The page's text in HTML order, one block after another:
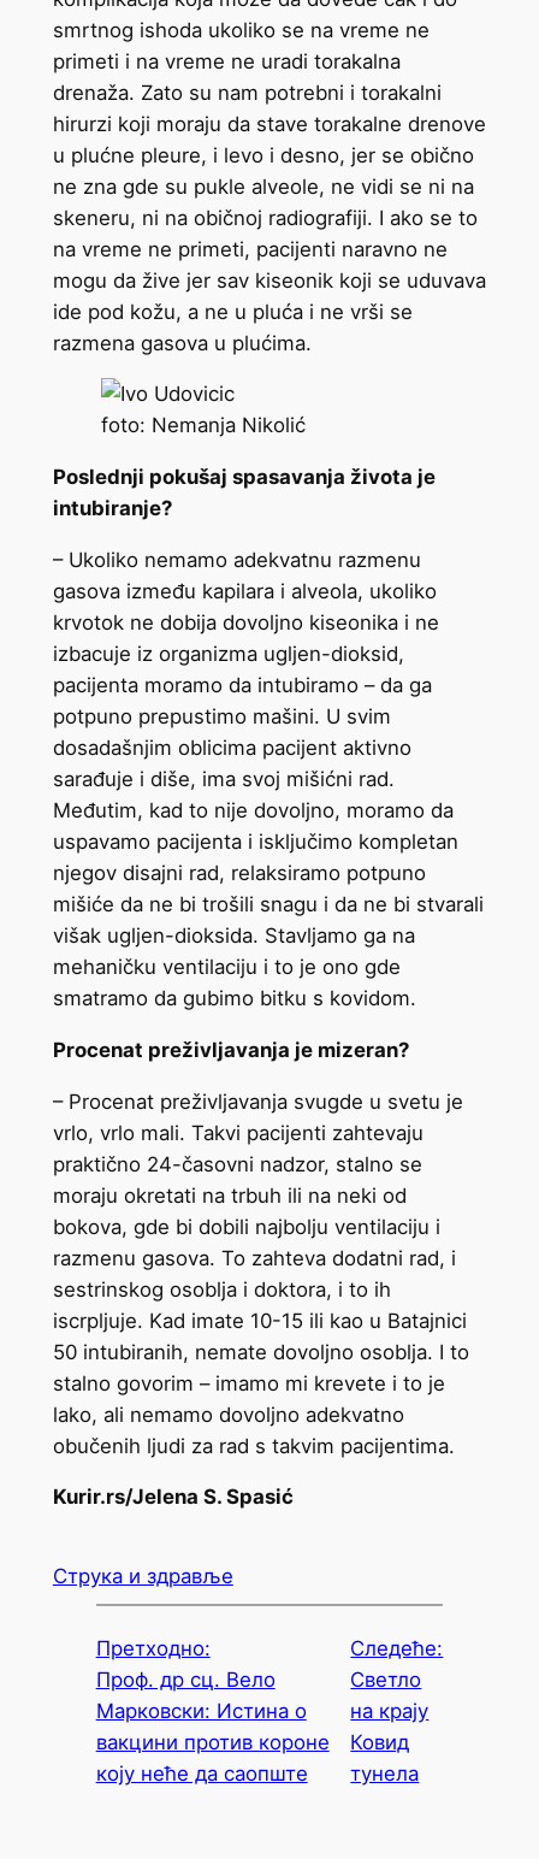
smrtnog ishoda ukoliko se na vreme ne
primeti i na vreme ne uradi torakalna
drenaža. Zato su nam potrebni i torakalni
hirurzi koji moraju da stave torakalne drenove
u plućne pleure, i levo i desno, jer se obično
ne zna gde su pukle alveole, ne vidi se ni na
skeneru, ni na običnoj radiografiji. I ako se to
na vreme ne primeti, pacijenti naravno ne
mogu da žive jer sav kiseonik koji se uduvava
ide pod kožu, a ne u pluća i ne vrši se
razmena gasova u plućima.
foto: Nemanja Nikolić
Poslednji pokušaj spasavanja života je
intubiranje?
– Ukoliko nemamo adekvatnu razmenu
gasova između kapilara i alveola, ukoliko
krvotok ne dobija dovoljno kiseonika i ne
izbacuje iz organizma ugljen-dioksid,
pacijenta moramo da intubiramo – da ga
potpuno prepustimo mašini. U svim
dosadašnjim oblicima pacijent aktivno
sarađuje i diše, ima svoj mišićni rad.
Međutim, kad to nije dovoljno, moramo da
uspavamo pacijenta i isključimo kompletan
njegov disajni rad, relaksiramo potpuno
mišiće da ne bi trošili snagu i da ne bi stvarali
višak ugljen-dioksida. Stavljamo ga na
mehaničku ventilaciju i to je ono gde
smatramo da gubimo bitku s kovidom.
Procenat preživljavanja je mizeran?
– Procenat preživljavanja svugde u svetu je
vrlo, vrlo mali. Takvi pacijenti zahtevaju
praktično 24-časovni nadzor, stalno se
moraju okretati na trbuh ili na neki od
bokova, gde bi dobili najbolju ventilaciju i
razmenu gasova. To zahteva dodatni rad, i
sestrinskog osoblja i doktora, i to ih
iscrpljuje. Kad imate 10-15 ili kao u Batajnici
50 intubiranih, nemate dovoljno osoblja. I to
stalno govorim – imamo mi krevete i to je
lako, ali nemamo dovoljno adekvatno
obučenih ljudi za rad s takvim pacijentima.
Kurir.rs/Jelena S. Spasić
Струка и здравље
Претходно:
Проф. др сц. Вело
Марковски: Истина о
вакцини против короне
коју неће да саопште
Следеће:
Светло
на крају
Ковид
тунела